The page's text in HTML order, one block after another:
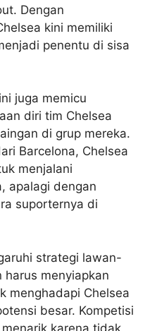
Dengan
kini memiliki
penentu di sisa
juga memicu
diri tim Chelsea
di grup mereka.
Barcelona, Chelsea
menjalani
apalagi dengan
suporternya di
strategi lawan-
menyiapkan
menghadapi Chelsea
besar. Kompetisi
karena tidak